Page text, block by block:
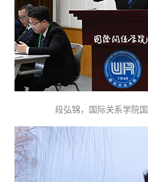
段弘锦，国际关系学院